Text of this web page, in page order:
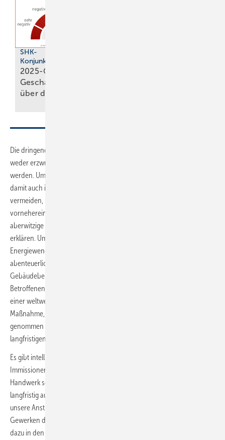
SHK-
Konjunkturbarometer
2025-Q4: SHK-
Geschäftsklima bleibt
über der
Die dringenden Erfordernisse rasch viel CO2 einzusparen, können
weder erzwungen noch vermeintlich über Förderungen erkauft
werden. Um tiefe Einschnitte in die Immobilien- und Baubranche und
damit auch in das gesamte Wirtschaftssystem Deutschlands zu
vermeiden, müssen andere Wege beschritten werden, die nicht von
vorneherein Abwehrhaltungen auslösen. Nicht anders ist der
aberwitzige Anstieg neu verbauter Gas- und Ölheizungen in 2023 zu
erklären. Um es noch einmal deutlich auszudrücken: Die
Energiewende kann nicht mit öffentlichen Förderungen in
abenteuerlichen Größenordnungen erkauft werden. Denn der
Gebäudebereich in Deutschland ist ja nur eine - für die hier
Betroffenen zwar große aber im Verhältnis zum tatsächlichen Ziel,
einer weltweit so dringend erforderlichen CO2-Einsparung - winzige
Maßnahme, für die eine Schwächung unserer Wirtschaft nicht in Kauf
genommen werden darf. Denn dies dürfte die so wichtigen
langfristigen Investitionen für weitere Maßnahmen zu Nichte machen.
Es gibt intelligente und real umsetzbare Möglichkeiten, die
Immissionen auch rasch zu senken und genau dafür steht das SHK-
Handwerk seit vielen Jahrzehnten gegenüber seinen Kunden, die
langfristig auf ihren SHK-Profi vertrauen. Wir können und werden
unsere Anstrengungen im Schulterschluss mit den betroffenen
Gewerken daher auch weiterhin verstärken. Ebenso muss man sich
dazu in den politischen Kreisen vom Festhalten an unrealistischen